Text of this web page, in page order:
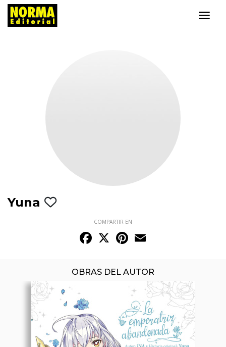
Yuna
COMPARTIR EN
Facebook
X Pinterest
OBRAS DEL AUTOR